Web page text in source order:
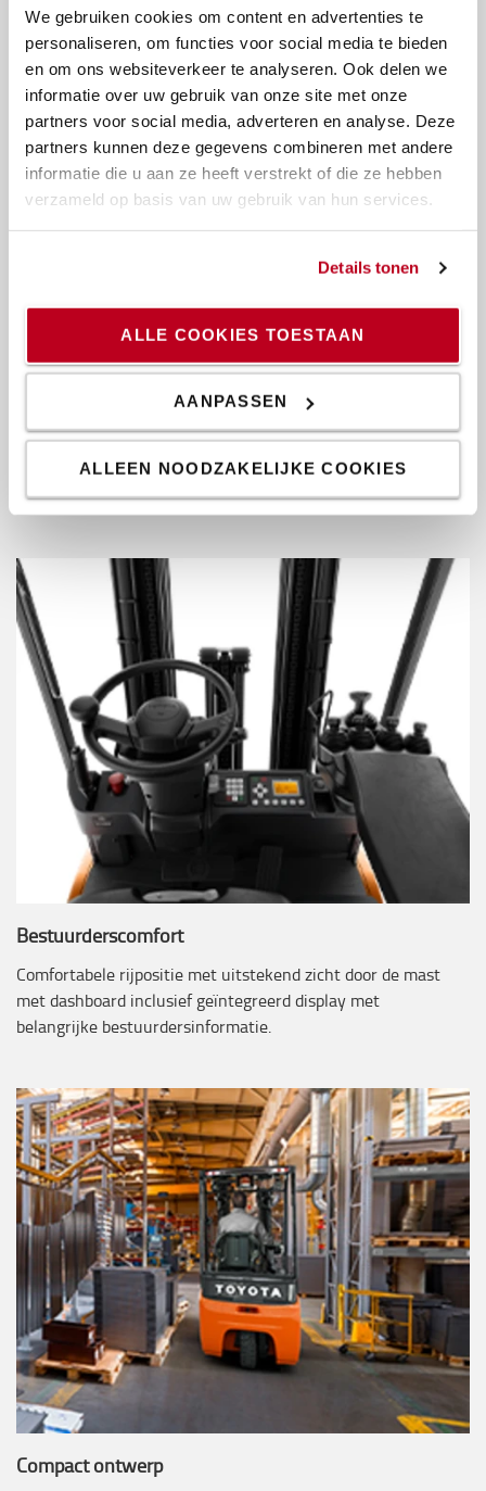
We gebruiken cookies om content en advertenties te
personaliseren, om functies voor social media te bieden
en om ons websiteverkeer te analyseren. Ook delen we
informatie over uw gebruik van onze site met onze
partners voor social media, adverteren en analyse. Deze
partners kunnen deze gegevens combineren met andere
informatie die u aan ze heeft verstrekt of die ze hebben
verzameld op basis van uw gebruik van hun services.
Details tonen
ALLE COOKIES TOESTAAN
AANPASSEN
ALLEEN NOODZAKELIJKE COOKIES
Leverbaar met verschillende intelligente energiepakketten
die passen bij uw toepassing. Gebaseerd op Toyota's eigen
energie-efficiënte Lithium-ion batterijoplossingen die
kostenbesparingen en een lagere CO2-uitstoot mogelijk
maken.
Bestuurderscomfort
Comfortabele rijpositie met uitstekend zicht door de mast
met dashboard inclusief geïntegreerd display met
belangrijke bestuurdersinformatie.
Compact ontwerp